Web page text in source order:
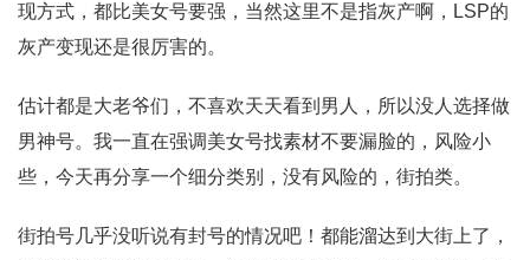
现方式，都比美女号要强，当然这里不是指灰产啊，LSP的
灰产变现还是很厉害的。
估计都是大老爷们，不喜欢天天看到男人，所以没人选择做
男神号。我一直在强调美女号找素材不要漏脸的，风险小
些，今天再分享一个细分类别，没有风险的，街拍类。
街拍号几乎没听说有封号的情况吧！都能溜达到大街上了，